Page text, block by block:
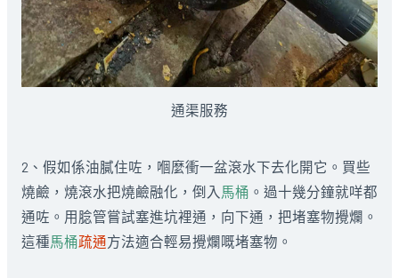
通渠服務
2、假如係油膩住咗，嗰麼衝一盆滾水下去化開它。買些
燒鹼，燒滾水把燒鹼融化，倒入 馬桶 。過十幾分鐘就咩都
通咗。用腍管嘗試塞進坑裡通，向下通，把堵塞物攪爛。
這種馬桶疏通方法適合輕易攪爛嘅堵塞物。